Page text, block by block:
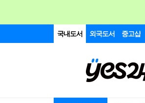
국내도서 외국도서 중고샵